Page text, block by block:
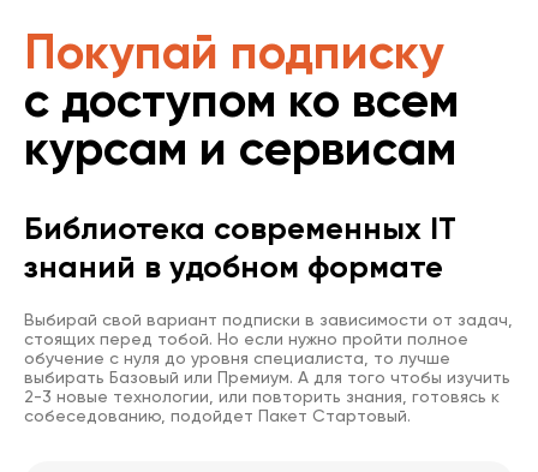
Покупай подписку
с доступом ко всем
курсам и сервисам
Библиотека современных IT
знаний в удобном формате
Выбирай свой вариант подписки в зависимости от задач,
стоящих перед тобой. Но если нужно пройти полное
обучение с нуля до уровня специалиста, то лучше
выбирать Базовый или Премиум. А для того чтобы изучить
2-3 новые технологии, или повторить знания, готовясь к
собеседованию, подойдет Пакет Стартовый.